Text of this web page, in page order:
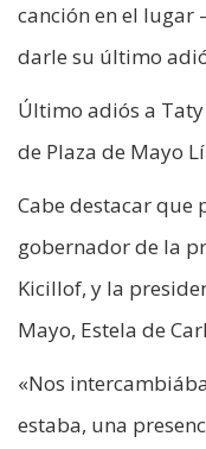
canción en el lugar
darle su último
Último adiós a
de Plaza de Mayo
Cabe destacar que
gobernador de la
Kicillof, y la
Mayo, Estela de
«Nos
estaba, una